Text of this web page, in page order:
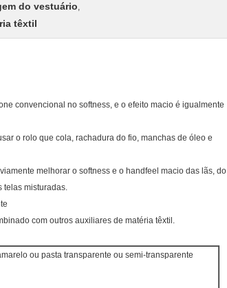
do vestuário,
têxtil
convencional no softness, e o efeito macio é igualmente
o rolo que cola, rachadura do fio, manchas de óleo e
melhorar o softness e o handfeel macio das lãs, do
telas misturadas.
com outros auxiliares de matéria têxtil.
ou pasta transparente ou semi-transparente